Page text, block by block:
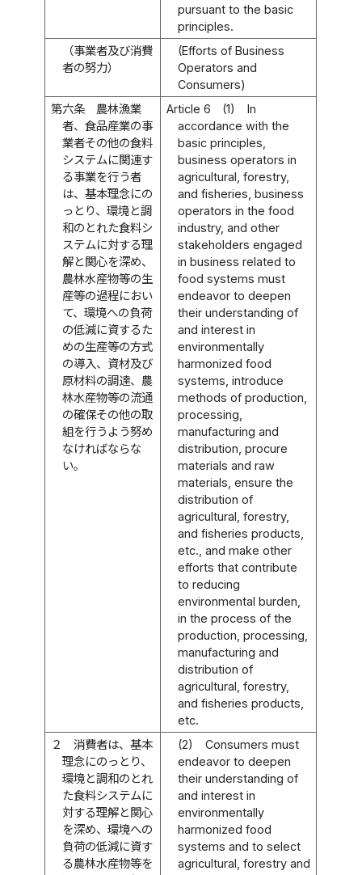
pursuant to the basic
principles.
（事業者及び消費
者の努力）
(Efforts of Business
Operators and
Consumers)
第六条
農林漁業
者、食品産業の事
業者その他の食料
システムに関連す
る事業を行う者
は、基本理念にの
っとり、環境と調
和のとれた食料シ
ステムに対する理
解と関心を深め、
農林水産物等の生
産等の過程におい
て、環境への負荷
の低減に資するた
めの生産等の方式
の導入、資材及び
原材料の調達、農
林水産物等の流通
の確保その他の取
組を行うよう努め
なければならな
い。
Article 6 (1)
In
accordance with the
basic principles,
business operators in
agricultural, forestry,
and fisheries, business
operators in the food
industry, and other
stakeholders engaged
in business related to
food systems must
endeavor to deepen
their understanding of
and interest in
environmentally
harmonized food
systems, introduce
methods of production,
processing,
manufacturing and
distribution, procure
materials and raw
materials, ensure the
distribution of
agricultural, forestry,
and fisheries products,
etc., and make other
efforts that contribute
to reducing
environmental burden,
in the process of the
production, processing,
manufacturing and
distribution of
agricultural, forestry,
and fisheries products,
etc.
２
消費者は、基本
理念にのっとり、
環境と調和のとれ
た食料システムに
対する理解と関心
を深め、環境への
負荷の低減に資す
る農林水産物等を
(2)
Consumers must
endeavor to deepen
their understanding of
and interest in
environmentally
harmonized food
systems and to select
agricultural, forestry and